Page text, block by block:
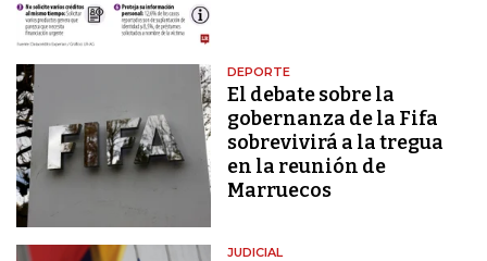
DEPORTE
El debate sobre la
gobernanza de la Fifa
sobrevivirá a la tregua
en la reunión de
Marruecos
JUDICIAL